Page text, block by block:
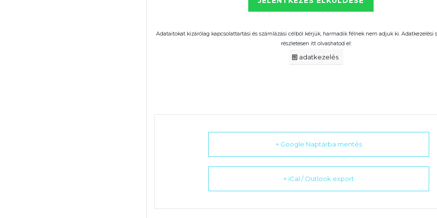
Adataitokat kizárólag kapcsolattartási és számlázási célból kérjük, harmadik félnek nem adjuk ki. Adatkezelési
részletesen itt olvashatod el:
adatkezelés
+ Google Naptárba mentés
+ iCal / Outlook export